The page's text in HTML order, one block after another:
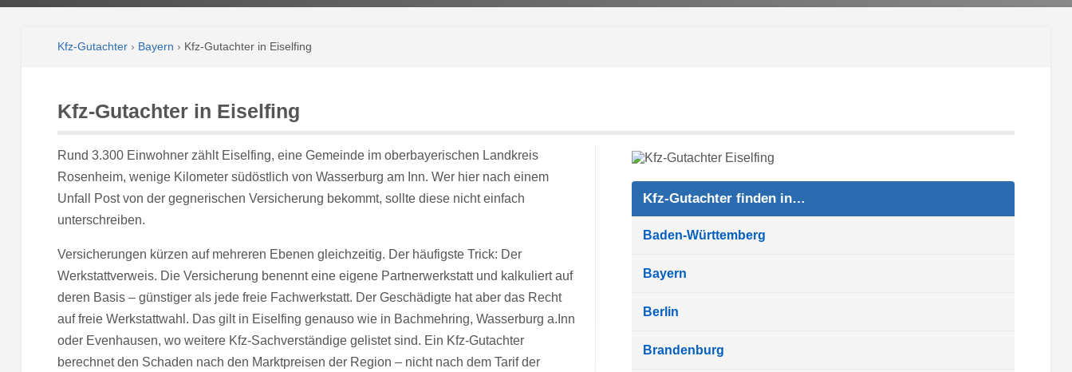
Kfz-Gutachter› Bayern › Kfz-Gutachter in Eiselfing
Kfz-Gutachter in Eiselfing
Rund 3.300 Einwohner zählt Eiselfing, eine Gemeinde im oberbayerischen Landkreis
Rosenheim, wenige Kilometer südöstlich von Wasserburg am Inn. Wer hier nach einem
Unfall Post von der gegnerischen Versicherung bekommt, sollte diese nicht einfach
unterschreiben.
Versicherungen kürzen auf mehreren Ebenen gleichzeitig. Der häufigste Trick: Der
Werkstattverweis. Die Versicherung benennt eine eigene Partnerwerkstatt und kalkuliert auf
deren Basis – günstiger als jede freie Fachwerkstatt. Der Geschädigte hat aber das Recht
auf freie Werkstattwahl. Das gilt in Eiselfing genauso wie in Bachmehring, Wasserburg a.Inn
oder Evenhausen, wo weitere Kfz-Sachverständige gelistet sind. Ein Kfz-Gutachter
berechnet den Schaden nach den Marktpreisen der Region – nicht nach dem Tarif der
Kfz-Gutachter finden in…
Baden-Württemberg
Bayern
Berlin
Brandenburg